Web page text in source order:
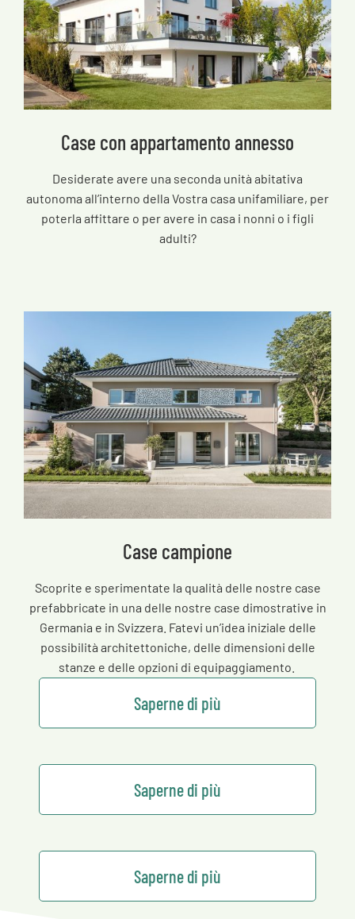
Case con appartamento annesso
Desiderate avere una seconda unità abitativa
autonoma all’interno della Vostra casa unifamiliare, per
poterla affittare o per avere in casa i nonni o i figli
adulti?
Case campione
Scoprite e sperimentate la qualità delle nostre case
prefabbricate in una delle nostre case dimostrative in
Germania e in Svizzera. Fatevi un’idea iniziale delle
possibilità architettoniche, delle dimensioni delle
stanze e delle opzioni di equipaggiamento.
Saperne di più
Saperne di più
Saperne di più